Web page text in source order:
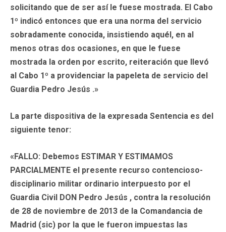
solicitando que de ser así le fuese mostrada. El Cabo
1º indicó entonces que era una norma del servicio
sobradamente conocida, insistiendo aquél, en al
menos otras dos ocasiones, en que le fuese
mostrada la orden por escrito, reiteración que llevó
al Cabo 1º a providenciar la papeleta de servicio del
Guardia Pedro Jesús .»
La parte dispositiva de la expresada Sentencia es del
siguiente tenor:
«FALLO: Debemos ESTIMAR Y ESTIMAMOS
PARCIALMENTE el presente recurso contencioso-
disciplinario militar ordinario interpuesto por el
Guardia Civil DON Pedro Jesús , contra la resolución
de 28 de noviembre de 2013 de la Comandancia de
Madrid (sic) por la que le fueron impuestas las